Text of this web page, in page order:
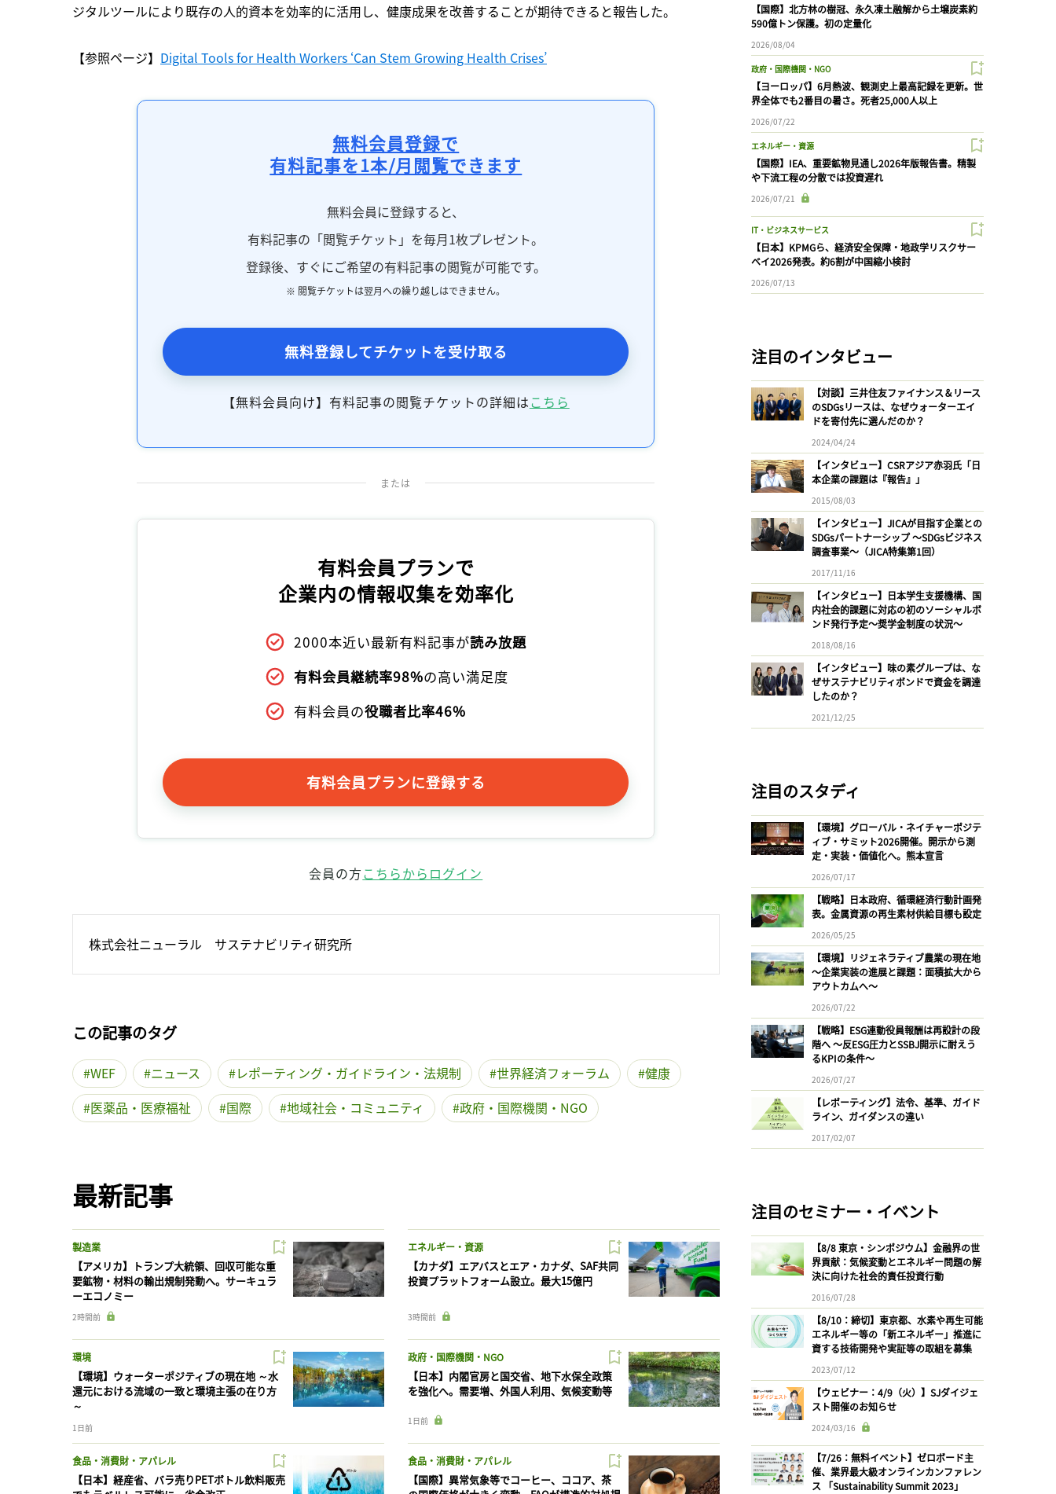
ジタルツールにより既存の人的資本を効率的に活用し、健康成果を改善することが期待できると報告した。
【参照ページ】 Digital Tools for Health Workers ‘Can Stem Growing Health Crises’
無料会員登録で
有料記事を1本/月閲覧できます
無料会員に登録すると、
有料記事の「閲覧チケット」を毎月1枚プレゼント。
登録後、すぐにご希望の有料記事の閲覧が可能です。
※ 閲覧チケットは翌月への繰り越しはできません。
無料登録してチケットを受け取る
【無料会員向け】有料記事の閲覧チケットの詳細はこちら
または
有料会員プランで
企業内の情報収集を効率化
2000本近い最新有料記事が読み放題
有料会員継続率98%の高い満足度
有料会員の役職者比率46%
有料会員プランに登録する
会員の方こちらからログイン
株式会社ニューラル　サステナビリティ研究所
この記事のタグ
WEF ニュース レポーティング・ガイドライン・法規制 世界経済フォーラム
健康
医薬品・医療福祉
国際 地域社会・コミュニティ 政府・国際機関・NGO
最新記事
製造業
【アメリカ】トランプ大統領、回収可能な重
要鉱物・材料の輸出規制発動へ。サーキュラ
ーエコノミー
2時間前
エネルギー・資源
【カナダ】エアバスとエア・カナダ、SAF共同
投資プラットフォーム設立。最大15億円
3時間前
環境
【環境】ウォーターポジティブの現在地 ～水
還元における流域の一致と環境主張の在り方
～
1日前
政府・国際機関・NGO
【日本】内閣官房と国交省、地下水保全政策
を強化へ。需要増、外国人利用、気候変動等
1日前
食品・消費財・アパレル
【日本】経産省、バラ売りPETボトル飲料販売
食品・消費財・アパレル
【国際】異常気象等でコーヒー、ココア、茶
【国際】北方林の樹冠、永久凍土融解から土壌炭素約
590億トン保護。初の定量化
2026/08/04
政府・国際機関・NGO
【ヨーロッパ】6月熱波、観測史上最高記録を更新。世
界全体でも2番目の暑さ。死者25,000人以上
2026/07/22
エネルギー・資源
【国際】IEA、重要鉱物見通し2026年版報告書。精製
や下流工程の分散では投資遅れ
2026/07/21
IT・ビジネスサービス
【日本】KPMGら、経済安全保障・地政学リスクサー
ベイ2026発表。約6割が中国縮小検討
2026/07/13
注目のインタビュー
【対談】三井住友ファイナンス＆リース
のSDGsリースは、なぜウォーターエイ
ドを寄付先に選んだのか？
2024/04/24
【インタビュー】CSRアジア赤羽氏「日
本企業の課題は『報告』」
2015/08/03
【インタビュー】JICAが目指す企業との
SDGsパートナーシップ 〜SDGsビジネス
調査事業〜（JICA特集第1回）
2017/11/16
【インタビュー】日本学生支援機構、国
内社会的課題に対応の初のソーシャルボ
ンド発行予定〜奨学金制度の状況〜
2018/08/16
【インタビュー】味の素グループは、な
ぜサステナビリティボンドで資金を調達
したのか？
2021/12/25
注目のスタディ
【環境】グローバル・ネイチャーポジテ
ィブ・サミット2026開催。開示から測
定・実装・価値化へ。熊本宣言
2026/07/17
【戦略】日本政府、循環経済行動計画発
表。金属資源の再生素材供給目標も設定
2026/05/25
【環境】リジェネラティブ農業の現在地
〜企業実装の進展と課題：面積拡大から
アウトカムへ〜
2026/07/22
【戦略】ESG連動役員報酬は再設計の段
階へ 〜反ESG圧力とSSBJ開示に耐えう
るKPIの条件〜
2026/07/27
【レポーティング】法令、基準、ガイド
ライン、ガイダンスの違い
2017/02/07
注目のセミナー・イベント
【8/8 東京・シンポジウム】金融界の世
界貢献：気候変動とエネルギー問題の解
決に向けた社会的責任投資行動
2016/07/28
【8/10：締切】東京都、水素や再生可能
エネルギー等の「新エネルギー」推進に
資する技術開発や実証等の取組を募集
2023/07/12
【ウェビナー：4/9（火）】SJダイジェ
スト開催のお知らせ
2024/03/16
【7/26：無料イベント】ゼロボード主
催、業界最大級オンラインカンファレン
ス 「Sustainability Summit 2023」
記事をお気に入りに保存するには
ログイン 会員登録